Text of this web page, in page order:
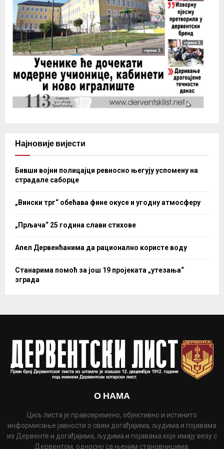
Најновије вијести
Бивши војни полицајци ревносно његују успомену на
страдале саборце
„Вински трг“ обећава фине окусе и угодну атмосферу
„Прљача“ 25 година слави стихове
Апел Дервенћанима да рационално користе воду
Станарима помоћ за још 19 пројеката „утезања“
зграда
О НАМА
Циљ листа је правовремено, објективно и истинито
информисање јавности о свим догађајима, људима и појавама
из Дервенте и догађајима, људима и појавама које имају везу с
Дервентом, односно са њеним становницима.